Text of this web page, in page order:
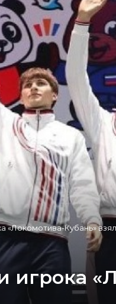
«Локомотива-Кубань»